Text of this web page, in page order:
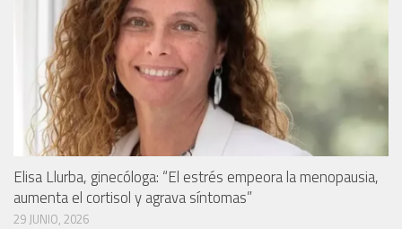
Elisa Llurba, ginecóloga: “El estrés empeora la menopausia,
aumenta el cortisol y agrava síntomas”
29 JUNIO, 2026